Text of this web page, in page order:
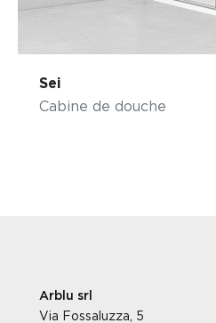
Sei
Cabine de douche
Arblu srl
Via Fossaluzza, 5